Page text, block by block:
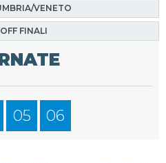
VENETO
FINALI
05 06